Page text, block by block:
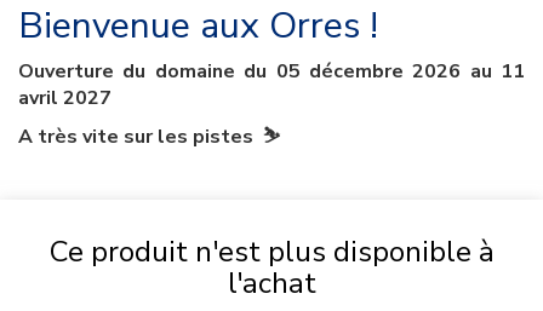
Bienvenue aux Orres !
Ouverture du domaine du 05 décembre 2026 au 11
avril 2027
A très vite sur les pistes ⛷
Ce produit n'est plus disponible à
l'achat